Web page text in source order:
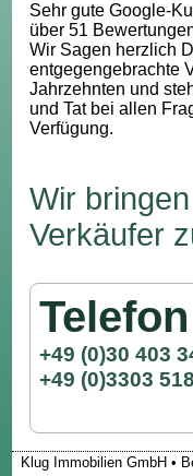
Sehr gute Google-
über 51
Wir Sagen herzlich
entgegengebrachte
Jahrzehnten und
und Tat bei allen
Verfügung.
Wir
Verkäufer
+49 (0)30 403
+49 (0)3303
Klug Immobilien GmbH •